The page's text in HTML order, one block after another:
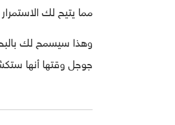
مما يتيح لك
وهذا سيسمح لك
جوجل وقتها أنها